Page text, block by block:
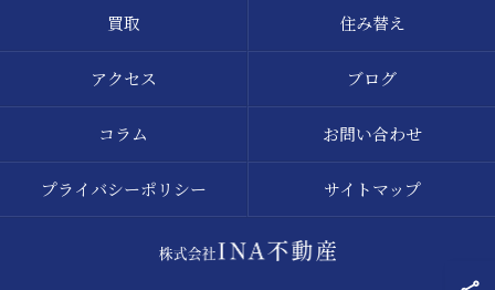
買取 住み替え
アクセス ブログ
コラム お問い合わせ
プライバシーポリシー サイトマップ